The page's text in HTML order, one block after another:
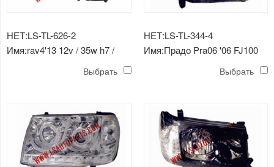
НЕТ:LS-TL-626-2
Имя:rav4'13 12v / 35w h7 /
Выбрать
НЕТ:LS-TL-344-4
Имя:Прадо Pra06 '06 FJ100
Выбрать